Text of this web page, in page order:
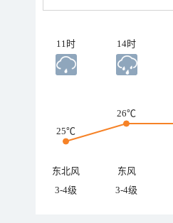
11时 14时
25℃
26℃
东北风 东风
3-4级
3-4级